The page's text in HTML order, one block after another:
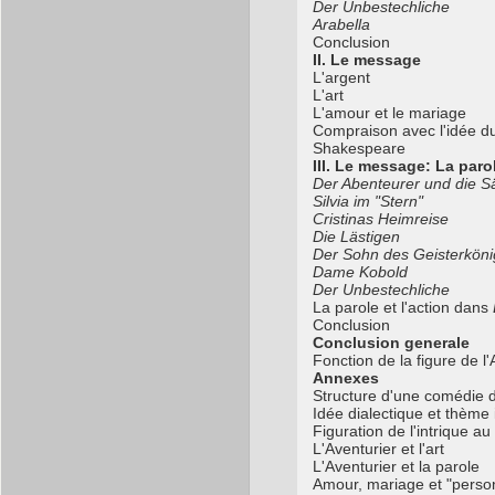
Der Unbestechliche
Arabella
Conclusion
II. Le message
L'argent
L'art
L'amour et le mariage
Compraison avec l'idée
Shakespeare
III. Le message: La
Der Abenteurer und die
Silvia im "Stern"
Cristinas Heimreise
Die Lästigen
Der Sohn des
Dame Kobold
Der Unbestechliche
La parole et l'action dans
Conclusion
Conclusion generale
Fonction de la figure de
Annexes
Structure d'une comédie
Idée dialectique et thème
Figuration de l'intrique
L'Aventurier et l'art
L'Aventurier et la parole
Amour, mariage et